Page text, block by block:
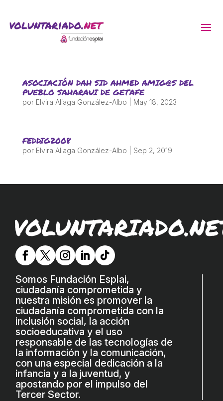
ASOCIACIÓN DAH SID AHMED AMIG@S DEL
PUEBLO SAHARAUI DE GETAFE
por Elvira Aliaga González-Albo May 18, 2023
FEDDIG2008
por Elvira Aliaga González-Albo Sep 2, 2019
Somos Fundación Esplai,
ciudadanía comprometida y
nuestra misión es promover la
ciudadanía comprometida con la
inclusión social, la acción
socioeducativa y el uso
responsable de las tecnologías de
la información y la comunicación,
con una especial dedicación a la
infancia y a la juventud, y
apostando por el impulso del
Tercer Sector.
MÓN ESCOLAR
ACCIÓ SOCIAL I JOVES
ESPLAIS
SUPORT TERCER SECTOR